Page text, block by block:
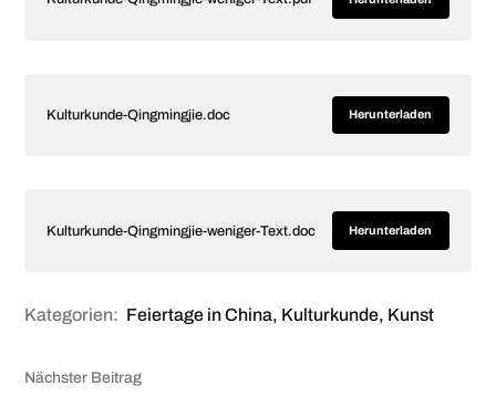
Kulturkunde-Qingmingjie.doc Herunterladen
Kulturkunde-Qingmingjie-weniger-Text.doc Herunterladen
Kategorien: Feiertage in China, Kulturkunde, Kunst
Nächster Beitrag